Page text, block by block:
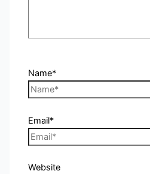
Name*
Email*
Website